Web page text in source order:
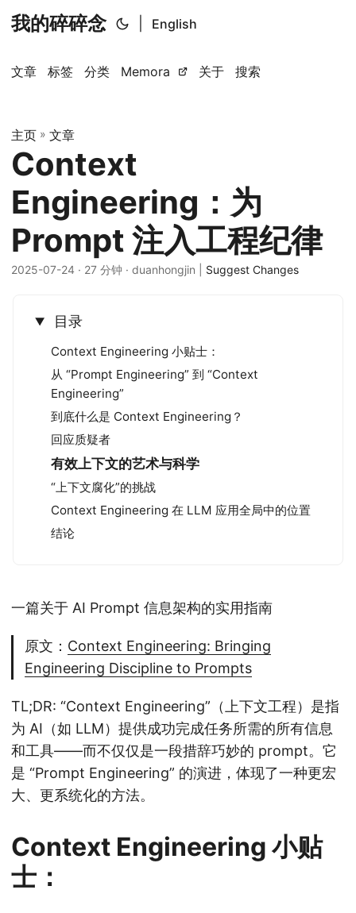
我的碎碎念 English
文章 标签 分类 Memora 关于 搜索
主页 » 文章
Context
Engineering：为
Prompt 注入工程纪律
2025-07-24 · 27 分钟 · duanhongjin | Suggest Changes
目录
Context Engineering 小贴士：
从 “Prompt Engineering” 到 “Context
Engineering”
到底什么是 Context Engineering？
回应质疑者
有效上下文的艺术与科学
“上下文腐化”的挑战
Context Engineering 在 LLM 应用全局中的位置
结论
一篇关于 AI Prompt 信息架构的实用指南
原文： Context Engineering: Bringing
Engineering Discipline to Prompts
TL;DR: “Context Engineering”（上下文工程）是指
为 AI（如 LLM）提供成功完成任务所需的所有信息
和工具——而不仅仅是一段措辞巧妙的 prompt。它
是 “Prompt Engineering” 的演进，体现了一种更宏
大、更系统化的方法。
Context Engineering 小贴
士：